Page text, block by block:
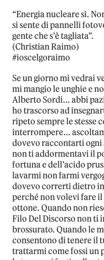
“Energia nucleare sì.
si sente di pannelli
gente che s’è tagliata”.
(Christian Raimo)
#ioscelgoraimo
Se un giorno mi vedrai
mi mangio le unghie e
Alberto Sordi… abbi
ho trascorso ad
ripeto sempre le stesse
interrompere…
dovevo raccontarti ogni
non ti addormentavi il
fortuna e dell’acido
lavarmi non farmi
dovevo correrti dietro
perché non volevi fare
ottone. Quando non
Filo Del Discorso non ti
brossurato. Quando le
consentono di tenere il
trattarmi come fossi un